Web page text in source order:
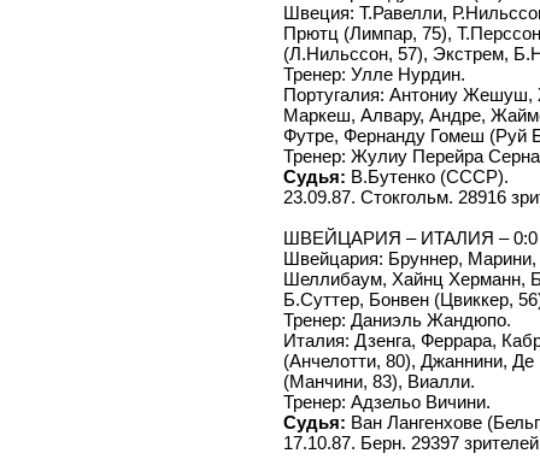
Швеция: Т.Равелли,
Прютц (Лимпар, 75),
(Л.Нильссон, 57), Экстрем,
Тренер: Улле Нурдин.
Португалия: Антониу Жешуш,
Маркеш, Алвару, Андре,
Футре, Фернанду Гомеш (Руй
Тренер: Жулиу Перейра
Судья: В.Бутенко (СССР).
23.09.87. Стокгольм. 28916
ШВЕЙЦАРИЯ – ИТАЛИЯ – 0:0
Швейцария: Бруннер,
Шеллибаум, Хайнц Херманн,
Б.Суттер, Бонвен (Цвиккер,
Тренер: Даниэль Жандюпо.
Италия: Дзенга, Феррара,
(Анчелотти, 80), Джаннини,
(Манчини, 83), Виалли.
Тренер: Адзельо Вичини.
Судья: Ван Лангенхове
17.10.87. Берн. 29397